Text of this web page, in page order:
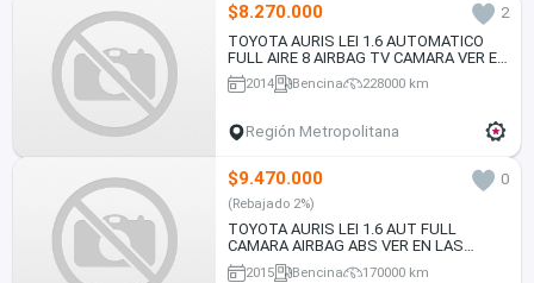
$8.270.000
2
TOYOTA AURIS LEI 1.6 AUTOMATICO
FULL AIRE 8 AIRBAG TV CAMARA VER EN
LAS CONDEs 2014
2014 Bencina 228000 km
Región Metropolitana
$9.470.000 0
(Rebajado 2%)
TOYOTA AURIS LEI 1.6 AUT FULL
CAMARA AIRBAG ABS VER EN LAS
CONDEs 2015
2015 Bencina 170000 km